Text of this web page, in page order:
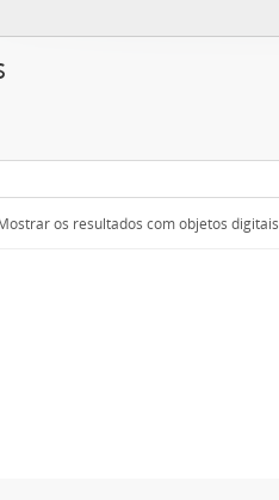
os resultados com objetos digitais